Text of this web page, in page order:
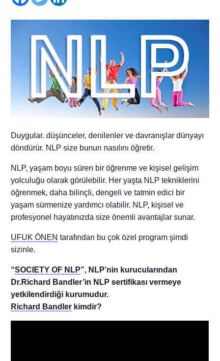
Duygular. düşünceler, denilenler ve davranışlar dünyayı
döndürür. NLP size bunun nasılını öğretir.
NLP, yaşam boyu süren bir öğrenme ve kişisel gelişim
yolculuğu olarak görülebilir. Her yaşta NLP tekniklerini
öğrenmek, daha bilinçli, dengeli ve tatmin edici bir
yaşam sürmenize yardımcı olabilir. NLP, kişisel ve
profesyonel hayatınızda size önemli avantajlar sunar.
UFUK ÖNEN tarafından bu çok özel program şimdi
sizinle.
“SOCIETY OF NLP”, NLP’nin kurucularından
Dr.Richard Bandler’in NLP sertifikası vermeye
yetkilendirdiği kurumudur.
Richard Bandler kimdir?